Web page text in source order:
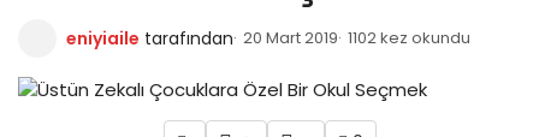
eniyiaile tarafından 20 Mart 2019 1102 kez okundu